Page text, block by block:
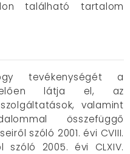
található tartalom
tevékenységét a
látja el, az
valamint
összefüggő
szóló 2001. évi CVIII.
szóló 2005. évi CLXIV.